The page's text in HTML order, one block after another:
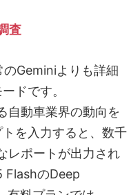
査
Geminiよりも詳細
ドです。
自動車業界の動向を
を入力すると、数千
レポートが出力され
FlashのDeep